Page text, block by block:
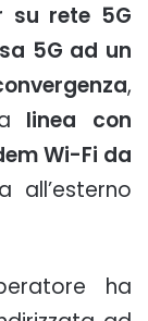
su rete 5G
5G ad un
,
linea con
Wi-Fi da
all’esterno
ha